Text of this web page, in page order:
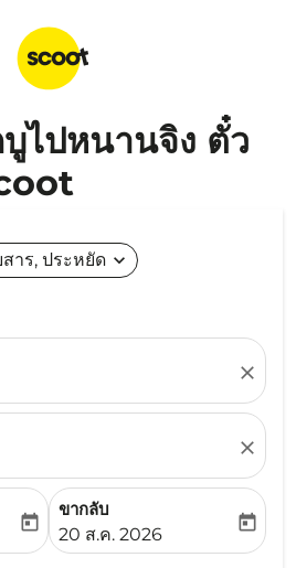
ไปหนานจิง ตั๋ว
สาร, ประหยัด expand_more
close
close
date-aria-label
today
ขากลับ
fc-booking-return-date-
20 ส.ค. 2026
today